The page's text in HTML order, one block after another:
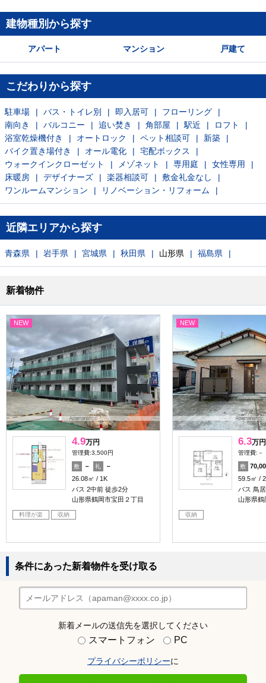
建物種別から探す
アパート マンション 戸建て
こだわりから探す
駐車場 バス・トイレ別 即入居可
フローリング
南向き
バルコニー 追い焚き 角部屋 駅近
ロフト
浴室乾燥機付き
オートロック ペット相談可
新築
バイク置き場付き
オール電化
宅配ボックス
ウォークインクローゼット
メゾネット 専用庭
女性専用
床暖房
デザイナーズ 楽器相談可
敷金礼金なし
ワンルームマンション
リノベーション・リフォーム
近隣エリアから探す
青森県 岩手県 宮城県 秋田県 山形県 福島県
新着物件
NEW
4.9万円
管理費:3,500円
敷 － 礼
－
26.08㎡
1K
バス 2中前 徒歩2分
山形県鶴岡市宝田２丁目
料理が楽 収納
NEW
6.3万円
管理費:－
敷
59.5㎡
バス 鳥
山形県鶴
収納
条件にあった新着物件を受け取る
新着メールの送信先を選択してください
スマートフォン PC
プライバシーポリシーに